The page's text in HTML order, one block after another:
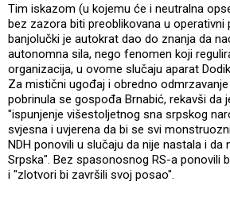
Tim iskazom (u kojemu će i neutralna
bez zazora biti preoblikovana u operativni
banjolučki je autokrat dao do znanja da
autonomna sila, nego fenomen koji
organizacija, u ovome slučaju aparat
Za mistični ugođaj i obredno
pobrinula se gospođa Brnabić, rekavši da
"ispunjenje višestoljetnog sna srpskog
svjesna i uvjerena da bi se svi
NDH ponovili u slučaju da nije nastala i da
Srpska". Bez spasonosnog RS-a ponovili
i "zlotvori bi završili svoj posao".